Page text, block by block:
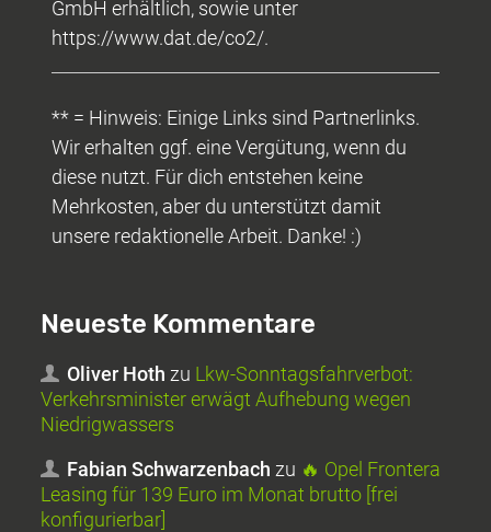
GmbH erhältlich, sowie unter
https://www.dat.de/co2/.
** = Hinweis: Einige Links sind Partnerlinks.
Wir erhalten ggf. eine Vergütung, wenn du
diese nutzt. Für dich entstehen keine
Mehrkosten, aber du unterstützt damit
unsere redaktionelle Arbeit. Danke! :)
Neueste Kommentare
Oliver Hoth zu Lkw-Sonntagsfahrverbot:
Verkehrsminister erwägt Aufhebung wegen
Niedrigwassers
Fabian Schwarzenbach zu 🔥 Opel Frontera
Leasing für 139 Euro im Monat brutto [frei
konfigurierbar]